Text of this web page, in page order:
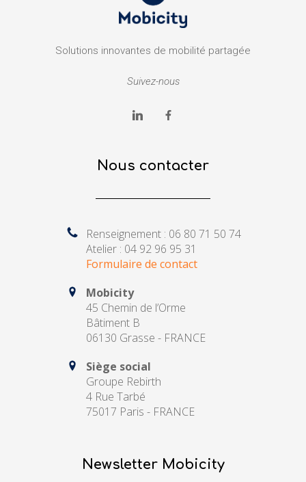
Solutions innovantes de mobilité partagée
Suivez-nous
Nous contacter
Renseignement : 06 80 71 50 74
Atelier : 04 92 96 95 31
Formulaire de contact
Mobicity
45 Chemin de l’Orme
Bâtiment B
06130 Grasse - FRANCE
Siège social
Groupe Rebirth
4 Rue Tarbé
75017 Paris - FRANCE
Newsletter Mobicity